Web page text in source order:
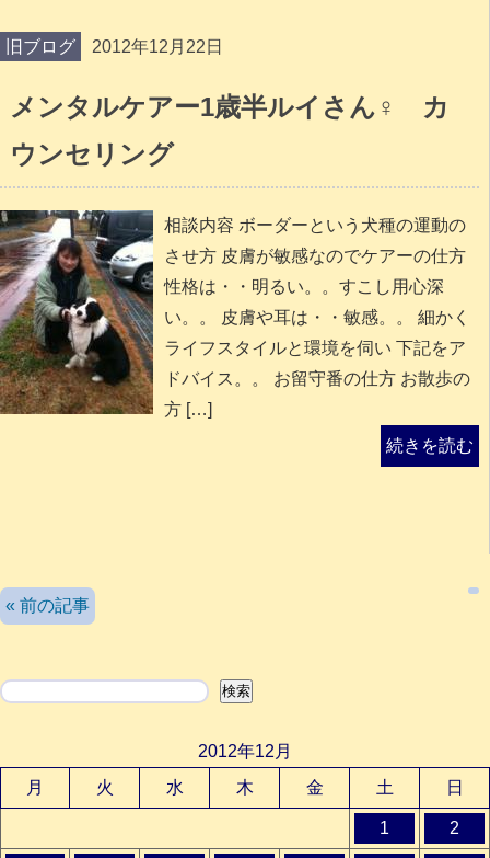
旧ブログ 2012年12月22日
メンタルケアー1歳半ルイさん♀ カ
ウンセリング
相談内容 ボーダーという犬種の運動の
させ方 皮膚が敏感なのでケアーの仕方
性格は・・明るい。。すこし用心深
い。。 皮膚や耳は・・敏感。。 細かく
ライフスタイルと環境を伺い 下記をア
ドバイス。。 お留守番の仕方 お散歩の
方 […]
続きを読む
« 前の記事
検索
2012年12月
月
火 水 木 金 土 日
1 2